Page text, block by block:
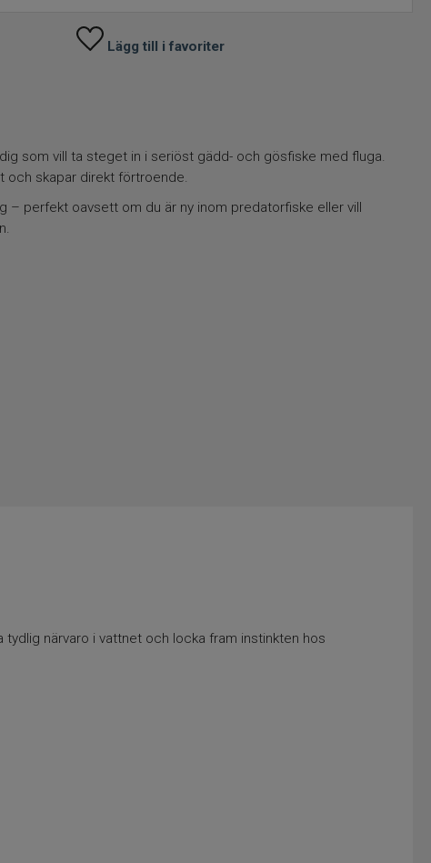
Lägg till i favoriter
som vill ta steget in i seriöst gädd- och gösfiske med fluga.
och skapar direkt förtroende.
– perfekt oavsett om du är ny inom predatorfiske eller vill
närvaro i vattnet och locka fram instinkten hos